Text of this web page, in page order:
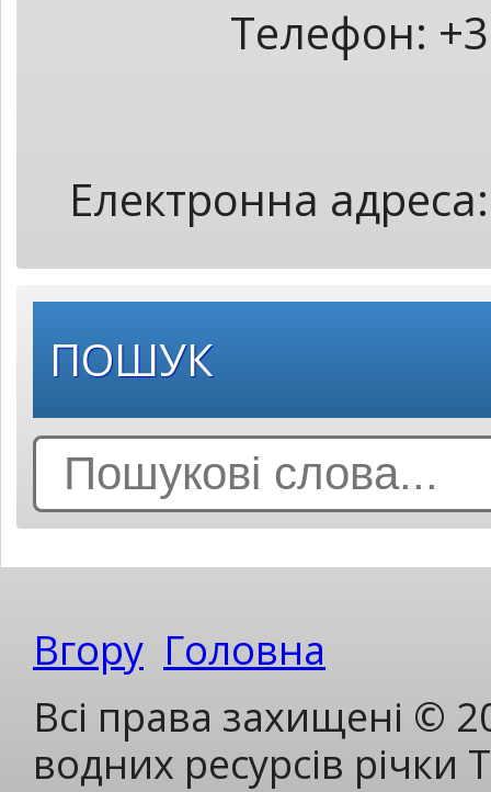
Телефон:
Електронна
ПОШУК
Search
for:
Вгору Головна
Всі права захищені ©
водних ресурсів річки